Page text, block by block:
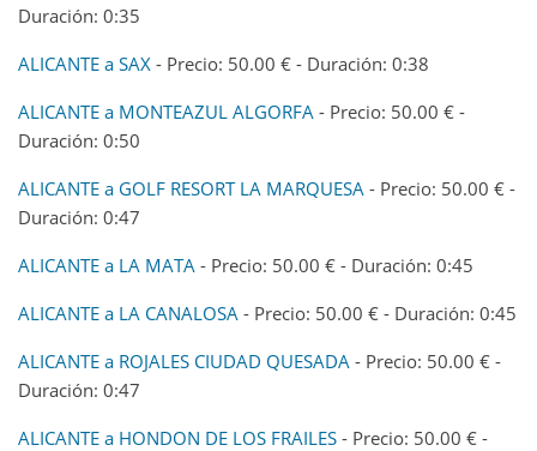
Duración: 0:35
ALICANTE a SAX - Precio: 50.00 € - Duración: 0:38
ALICANTE a MONTEAZUL ALGORFA - Precio: 50.00 € -
Duración: 0:50
ALICANTE a GOLF RESORT LA MARQUESA - Precio: 50.00 € -
Duración: 0:47
ALICANTE a LA MATA - Precio: 50.00 € - Duración: 0:45
ALICANTE a LA CANALOSA - Precio: 50.00 € - Duración: 0:45
ALICANTE a ROJALES CIUDAD QUESADA - Precio: 50.00 € -
Duración: 0:47
ALICANTE a HONDON DE LOS FRAILES - Precio: 50.00 € -